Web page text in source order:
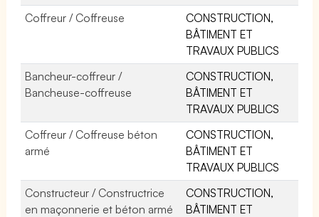
Coffreur / Coffreuse
CONSTRUCTION,
BÂTIMENT ET
TRAVAUX PUBLICS
Bancheur-coffreur /
Bancheuse-coffreuse
CONSTRUCTION,
BÂTIMENT ET
TRAVAUX PUBLICS
Coffreur / Coffreuse béton
armé
CONSTRUCTION,
BÂTIMENT ET
TRAVAUX PUBLICS
Constructeur / Constructrice
en maçonnerie et béton armé
CONSTRUCTION,
BÂTIMENT ET